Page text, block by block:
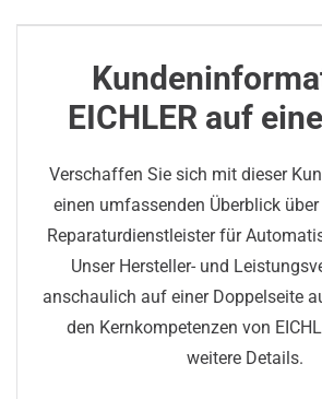
EICHLER auf
Verschaffen Sie sich mit dieser
einen umfassenden Überblick über
Reparaturdienstleister für
Unser Hersteller- und
anschaulich auf einer Doppelseite
den Kernkompetenzen von
weitere Details.